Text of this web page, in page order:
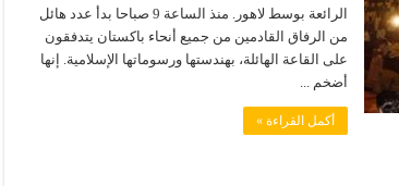
الرائعة بوسط لاهور. منذ الساعة 9 صباحا بدأ عدد هائل
من الرفاق القادمين من جميع أنحاء باكستان يتدفقون
على القاعة الهائلة، بهندستها ورسوماتها الإسلامية. إنها
أضخم ...
أكمل القراءة »